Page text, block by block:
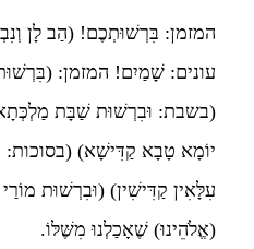
המזמן: בִּרְשׁוּתְכֶם! (הַב לָן
עונים: שָׁמַיִם! המזמן:
(בשבת: וּבִרְשׁוּת שַׁבָּת
יוֹמָא טָבָא קַדִּישָׁא) (בסוכות:
עִלָּאִין קַדִּישִׁין) (וּבִרְשׁוּת
(אֱלֹהֵינוּ) שֶׁאָכַלְנוּ מִשֶּׁלּוֹ.